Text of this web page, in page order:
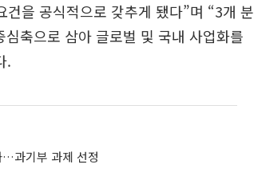
을 공식적으로 갖추게 됐다”며 “3개 분
축으로 삼아 글로벌 및 국내 사업화를
.
…과기부 과제 선정